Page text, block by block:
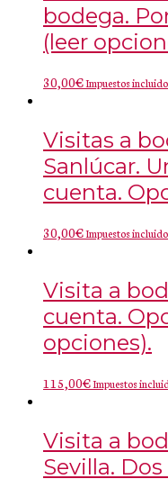
bodega.
(leer
30,00€Impuestos
Visitas a
Sanlúcar.
cuenta.
30,00€Impuestos
Visita a
cuenta.
opciones).
115,00€Impuestos
Visita a
Sevilla.